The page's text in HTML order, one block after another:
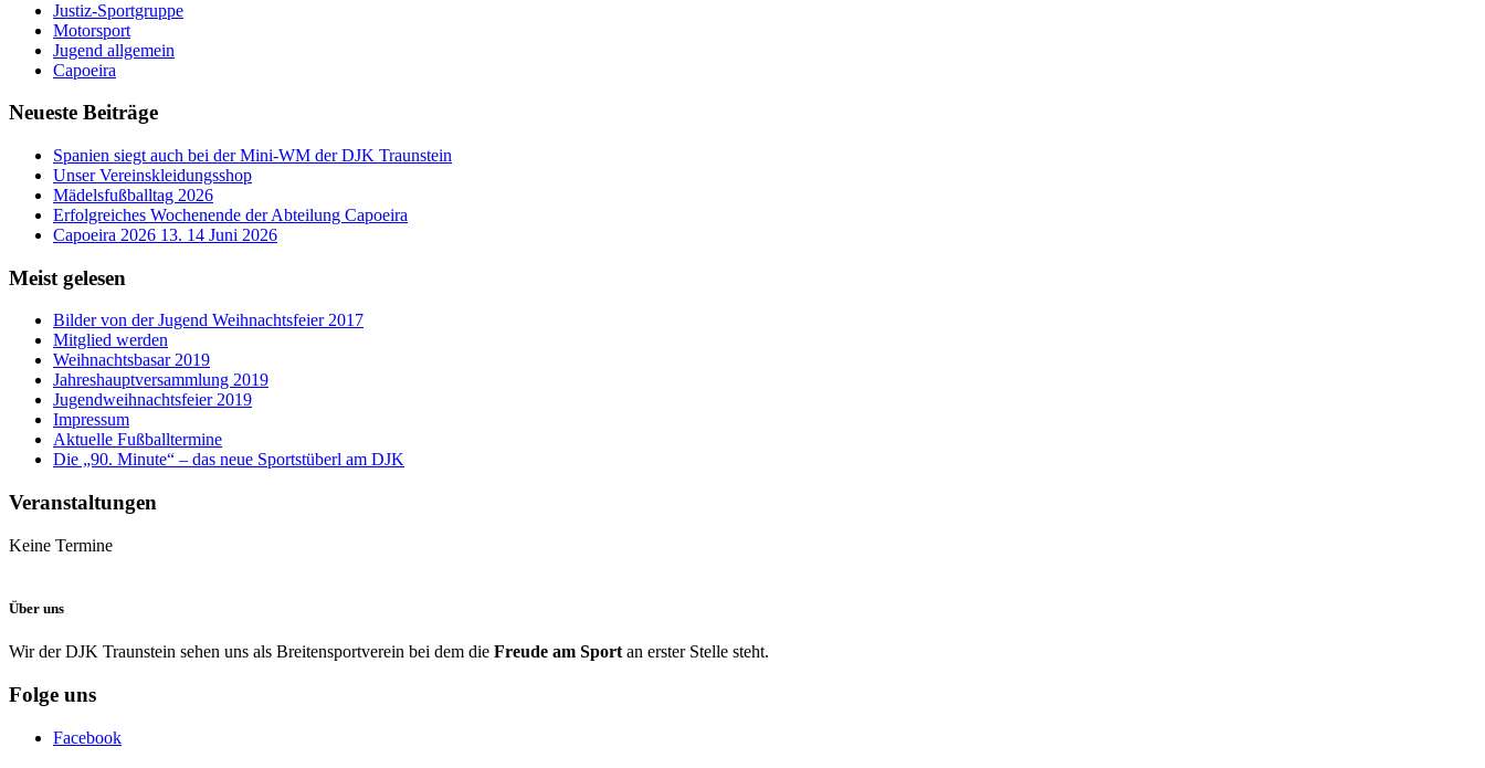
Justiz-Sportgruppe
Motorsport
Jugend allgemein
Capoeira
Neueste Beiträge
Spanien siegt auch bei der Mini-WM der DJK Traunstein
Unser Vereinskleidungsshop
Mädelsfußballtag 2026
Erfolgreiches Wochenende der Abteilung Capoeira
Capoeira 2026 13. 14 Juni 2026
Meist gelesen
Bilder von der Jugend Weihnachtsfeier 2017
Mitglied werden
Weihnachtsbasar 2019
Jahreshauptversammlung 2019
Jugendweihnachtsfeier 2019
Impressum
Aktuelle Fußballtermine
Die „90. Minute“ – das neue Sportstüberl am DJK
Veranstaltungen
Keine Termine
Über uns
Wir der DJK Traunstein sehen uns als Breitensportverein bei dem die Freude am Sport an erster Stelle steht.
Folge uns
Facebook